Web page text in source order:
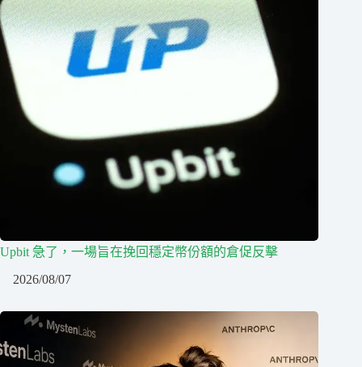
Upbit 急了，一場旨在挽回穩定幣份額的倉促反擊
2026/08/07